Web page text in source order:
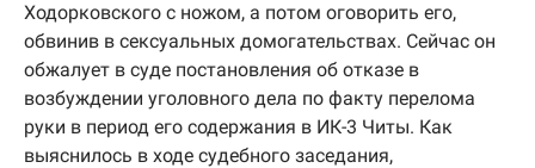
Ходорковского с ножом, а потом оговорить его,
обвинив в сексуальных домогательствах. Сейчас он
обжалует в суде постановления об отказе в
возбуждении уголовного дела по факту перелома
руки в период его содержания в ИК-3 Читы. Как
выяснилось в ходе судебного заседания,